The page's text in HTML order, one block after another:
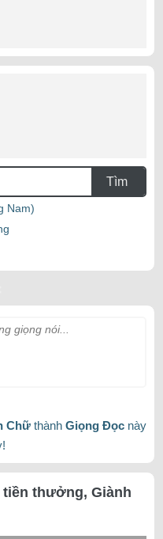
Tìm
Nam)
giọng nói...
Chữthành Giọng Đọcnày
thưởng, Giành